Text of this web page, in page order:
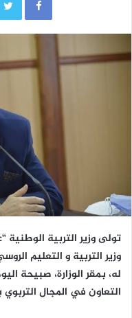
تولى وزير التربية الوطنية
وزير التربية و التعليم
له، بمقر الوزارة، صبيحة
التعاون في المجال التربوي